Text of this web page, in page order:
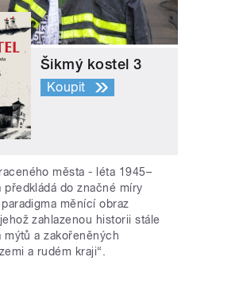
Šikmý kostel 3
Koupit
města - léta 1945–
předkládá do značné míry
měnící obraz
zahlazenou historii stále
mýtů a zakořeněných
a rudém kraji“.